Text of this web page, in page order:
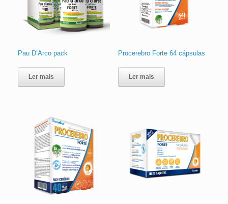
Pau D’Arco pack
Ler mais
Procerebro Forte 64 cápsulas
Ler mais